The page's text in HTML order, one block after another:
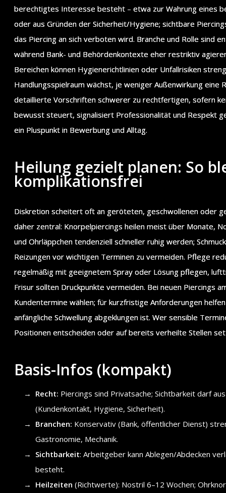
berechtigtes Interesse besteht – etwa zur Wahrung eines
oder aus Gründen der Sicherheit/Hygiene; sichtbare
das Piercing an sich verboten wird. Branche und Rolle sind
während Bank- und Behördenkontexte eher restriktiv
Bereichen können Hygienerichtlinien oder Unfallrisiken
Handlungsspielraum wächst, je weniger Außenwirkung eine
detaillierte Vorschriften schwerer zu rechtfertigen, sofern
bewusst steuert, signalisiert Professionalität und Respekt
ein Pluspunkt in Bewerbung und Alltag.
Heilung gezielt planen: So
komplikationsfrei
Diskretion scheitert oft an geröteten, geschwollenen oder
daher zentral: Knorpelpiercings heilen meist über Monate,
und Ohrläppchen tendenziell schneller ruhig werden;
Reizungen vor wichtigen Terminen zu vermeiden. Pflege
regelmäßig mit geeignetem Spray oder Lösung pflegen,
Frisur sollten Druckpunkte vermeiden. Bei neuen Piercings
Kundentermine wählen; für kurzfristige Anforderungen
anfängliche Schwellung abgeklungen ist. Wer sensible
Positionen entscheiden oder auf bereits verheilte Stellen
Basis-Infos (kompakt)
Recht: Piercings sind Privatsache; Sichtbarkeit darf
(Kundenkontakt, Hygiene, Sicherheit).
Branchen: Konservativ (Bank, öffentlicher Dienst)
Gastronomie, Mechanik.
Sichtbarkeit: Arbeitgeber kann Ablegen/Abdecken
besteht.
Heilzeiten(Richtwerte): Nostril 6–12 Wochen;